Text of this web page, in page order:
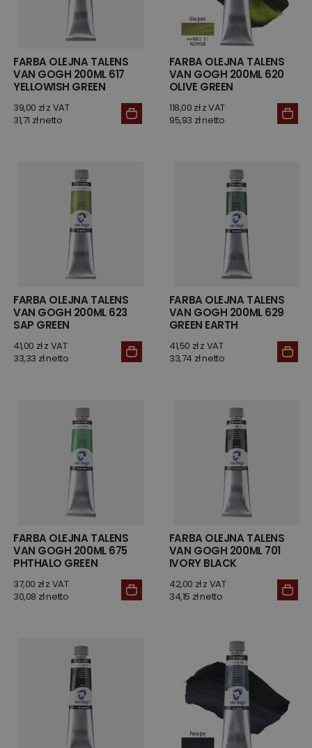
FARBA OLEJNA TALENS
VAN GOGH 200ML 617
YELLOWISH GREEN
39,00 zł z VAT
31,71 zł netto
FARBA OLEJNA TALENS
VAN GOGH 200ML 620
OLIVE GREEN
118,00 zł z VAT
95,93 zł netto
FARBA OLEJNA TALENS
VAN GOGH 200ML 623
SAP GREEN
41,00 zł z VAT
33,33 zł netto
FARBA OLEJNA TALENS
VAN GOGH 200ML 629
GREEN EARTH
41,50 zł z VAT
33,74 zł netto
FARBA OLEJNA TALENS
VAN GOGH 200ML 675
PHTHALO GREEN
37,00 zł z VAT
30,08 zł netto
FARBA OLEJNA TALENS
VAN GOGH 200ML 701
IVORY BLACK
42,00 zł z VAT
34,15 zł netto